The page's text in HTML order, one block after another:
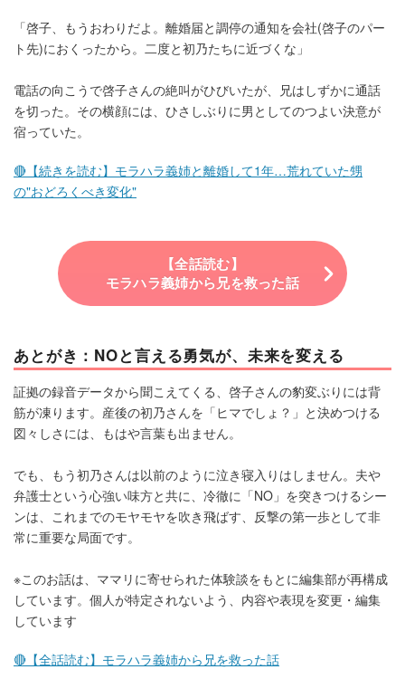
「啓子、もうおわりだよ。離婚届と調停の通知を会社(啓子のパー
ト先)におくったから。二度と初乃たちに近づくな」
電話の向こうで啓子さんの絶叫がひびいたが、兄はしずかに通話
を切った。その横顔には、ひさしぶりに男としてのつよい決意が
宿っていた。
🔴【続きを読む】モラハラ義姉と離婚して1年…荒れていた甥
の"おどろくべき変化"
【全話読む】
モラハラ義姉から兄を救った話
あとがき：NOと言える勇気が、未来を変える
証拠の録音データから聞こえてくる、啓子さんの豹変ぶりには背
筋が凍ります。産後の初乃さんを「ヒマでしょ？」と決めつける
図々しさには、もはや言葉も出ません。
でも、もう初乃さんは以前のように泣き寝入りはしません。夫や
弁護士という心強い味方と共に、冷徹に「NO」を突きつけるシー
ンは、これまでのモヤモヤを吹き飛ばす、反撃の第一歩として非
常に重要な局面です。
※このお話は、ママリに寄せられた体験談をもとに編集部が再構成
しています。個人が特定されないよう、内容や表現を変更・編集
しています
🔴【全話読む】モラハラ義姉から兄を救った話